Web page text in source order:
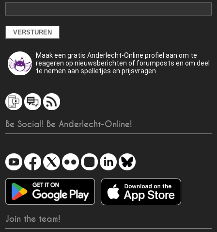
Maak een gratis Anderlecht-Online profiel aan om te
reageren op nieuwsberichten of forumposts en om deel
te nemen aan spelletjes en prijsvragen.
Be Social! Be Anderlecht-Online!
Join the team!